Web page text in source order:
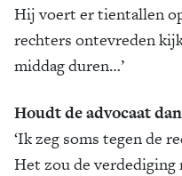
Hij voert er tientallen
rechters ontevreden
middag duren…’
Houdt de advocaat
‘Ik zeg soms tegen de
Het zou de